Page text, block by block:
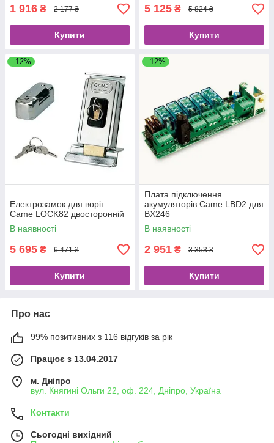
1 916 ₴ 2 177 ₴
Купити
5 125 ₴ 5 824 ₴
Купити
–12%
Електрозамок для воріт
Came LOCK82 двосторонній
В наявності
5 695 ₴ 6 471 ₴
Купити
–12%
Плата підключення
акумуляторів Came LBD2 для
BX246
В наявності
2 951 ₴ 3 353 ₴
Купити
Про нас
99% позитивних з 116 відгуків за рік
Працює з 13.04.2017
м. Дніпро
вул. Княгині Ольги 22, оф. 224, Дніпро, Україна
Контакти
Сьогодні вихідний